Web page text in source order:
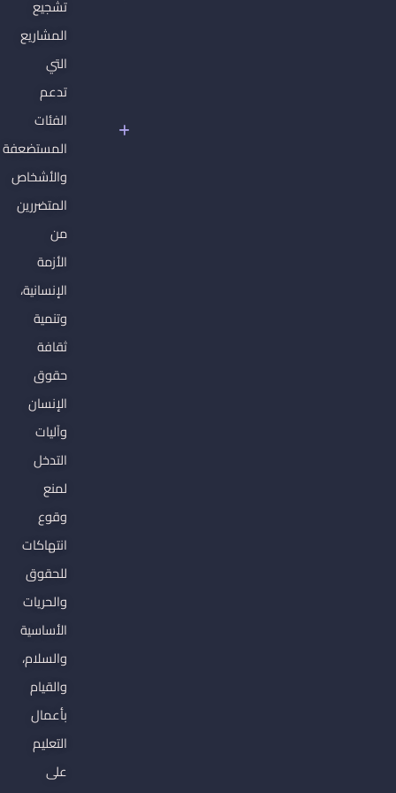
تشجيع
المشاريع
التي
تدعم
الفئات
المستضعفة
والأشخاص
المتضررين
من
الأزمة
الإنسانية،
وتنمية
ثقافة
حقوق
الإنسان
وآليات
التدخل
لمنع
وقوع
انتهاكات
للحقوق
والحريات
الأساسية
والسلام،
والقيام
بأعمال
التعليم
على